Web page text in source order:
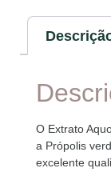
O Extrato
a Própolis
excelente